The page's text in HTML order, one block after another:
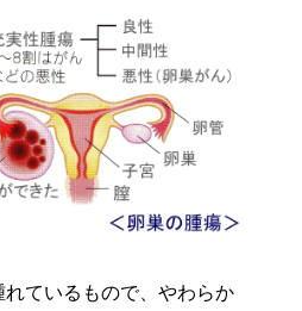
ているもので、やわらか